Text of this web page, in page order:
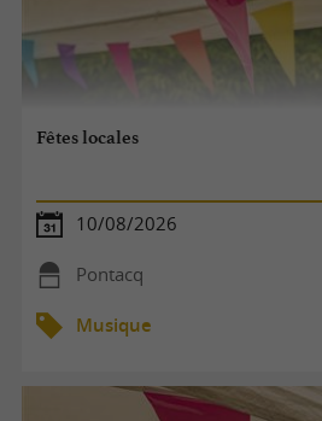
Fêtes locales
10/08/2026
Pontacq
Musique